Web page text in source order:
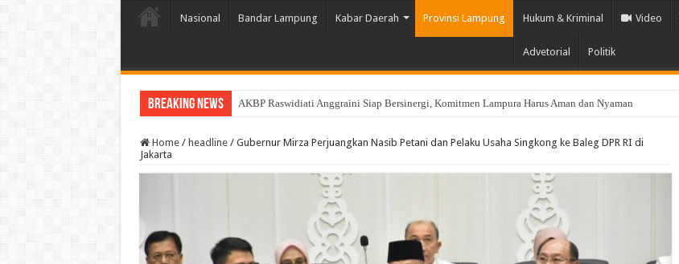
Nasional Bandar Lampung Kabar Daerah Provinsi Lampung Hukum & Kriminal Video
Advetorial Politik
Breaking News AKBP Raswidiati Anggraini Siap Bersinergi, Komitmen Lampura Harus Aman dan Nyaman
Home / headline / Gubernur Mirza Perjuangkan Nasib Petani dan Pelaku Usaha Singkong ke Baleg DPR RI di
Jakarta